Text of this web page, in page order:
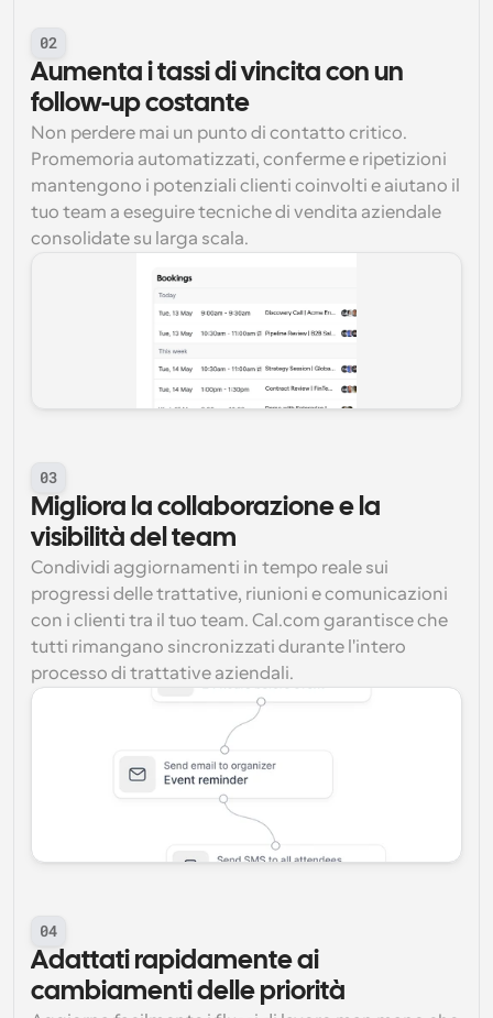
02
Aumenta i tassi di vincita con un
follow-up costante
Non perdere mai un punto di contatto critico.
Promemoria automatizzati, conferme e ripetizioni
mantengono i potenziali clienti coinvolti e aiutano il
tuo team a eseguire tecniche di vendita aziendale
consolidate su larga scala.
03
Migliora la collaborazione e la
visibilità del team
Condividi aggiornamenti in tempo reale sui
progressi delle trattative, riunioni e comunicazioni
con i clienti tra il tuo team. Cal.com garantisce che
tutti rimangano sincronizzati durante l'intero
processo di trattative aziendali.
04
Adattati rapidamente ai
cambiamenti delle priorità